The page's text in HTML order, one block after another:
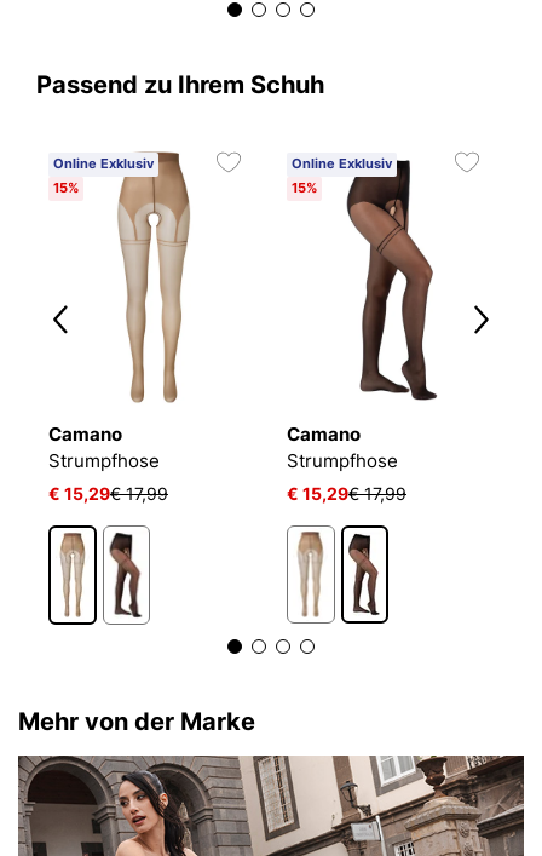
Passend zu Ihrem Schuh
Online Exklusiv
15%
Camano
Strumpfhose
€ 15,29€ 17,99
Online Exklusiv
15%
Camano
Strumpfhose
€ 15,29€ 17,99
Mehr von der Marke